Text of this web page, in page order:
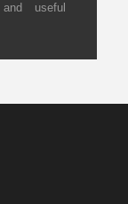
useful